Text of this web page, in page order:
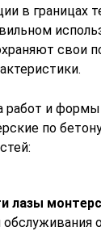
в границах
свои
работ и
по
лазы